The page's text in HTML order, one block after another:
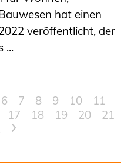
hat einen
veröffentlicht, der
...
6 7 8 9 10
11
17 18 19 20
21
>